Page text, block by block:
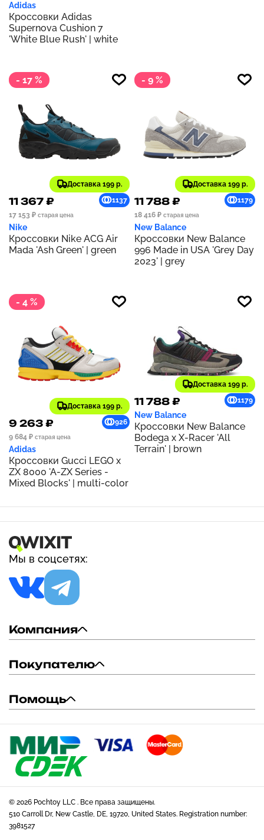
Adidas
Кроссовки Adidas
Supernova Cushion 7
'White Blue Rush' | white
- 17 %
Доставка 199 р.
11 367 ₽
1137
17 153 ₽ старая цена
Nike
Кроссовки Nike ACG Air
Mada 'Ash Green' | green
- 9 %
Доставка 199 р.
11 788 ₽
1179
18 416 ₽ старая цена
New Balance
Кроссовки New Balance
996 Made in USA 'Grey Day
2023' | grey
- 4 %
Доставка 199 р.
9 263 ₽
926
9 684 ₽ старая цена
Adidas
Кроссовки Gucci LEGO x
ZX 8000 'A-ZX Series -
Mixed Blocks' | multi-color
Доставка 199 р.
11 788 ₽ 1179
New Balance
Кроссовки New Balance
Bodega x X-Racer 'All
Terrain' | brown
Мы в соцсетях:
Компания
Покупателю
Помощь
© 2026 Pochtoy LLC . Все права защищены.
510 Carroll Dr, New Castle, DE, 19720, United States. Registration number:
3981527